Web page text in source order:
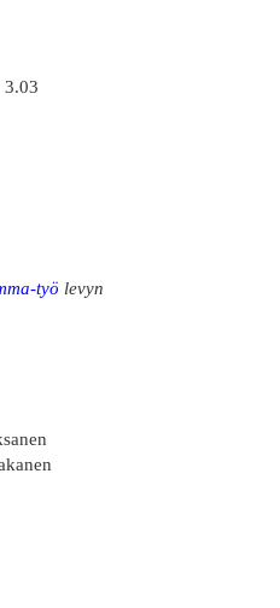
3.03
työ levyn